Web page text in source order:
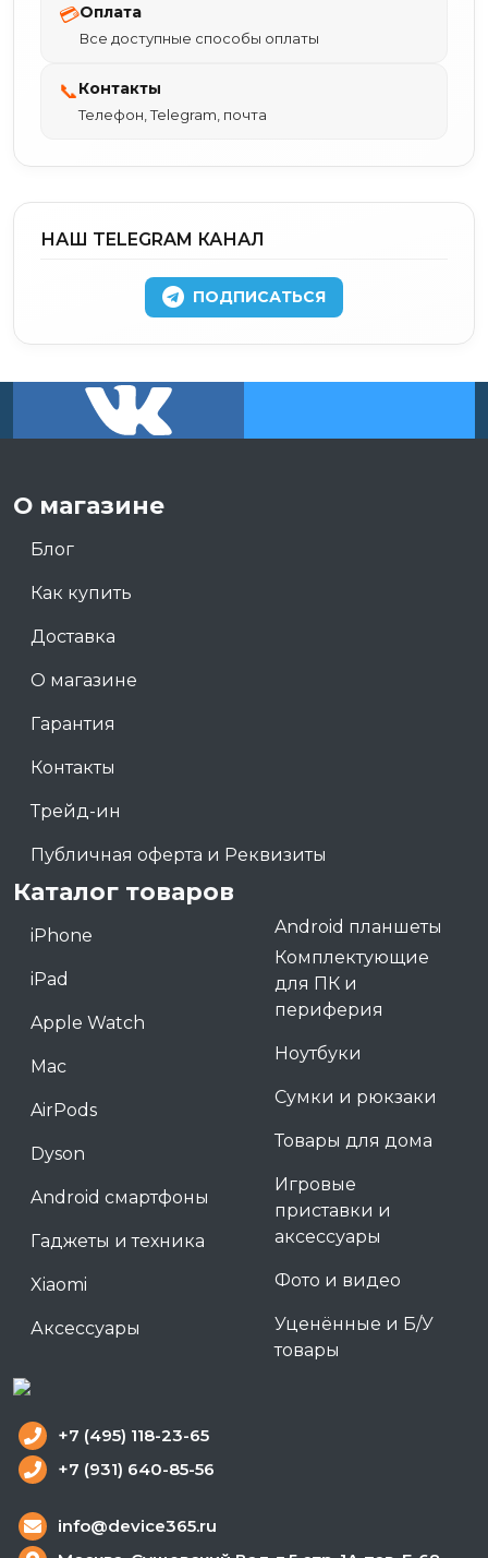
💳Оплата
Все доступные способы оплаты
📞Контакты
Телефон, Telegram, почта
НАШ TELEGRAM КАНАЛ
ПОДПИСАТЬСЯ
О магазине
Блог
Как купить
Доставка
О магазине
Гарантия
Контакты
Трейд-ин
Публичная оферта и Реквизиты
Каталог товаров
iPhone
iPad
Apple Watch
Mac
AirPods
Dyson
Android смартфоны
Гаджеты и техника
Xiaomi
Аксессуары
Android планшеты
Комплектующие
для ПК и
периферия
Ноутбуки
Сумки и рюкзаки
Товары для дома
Игровые
приставки и
аксессуары
Фото и видео
Уценённые и Б/У
товары
+7 (495) 118-23-65
+7 (931) 640-85-56
info@device365.ru